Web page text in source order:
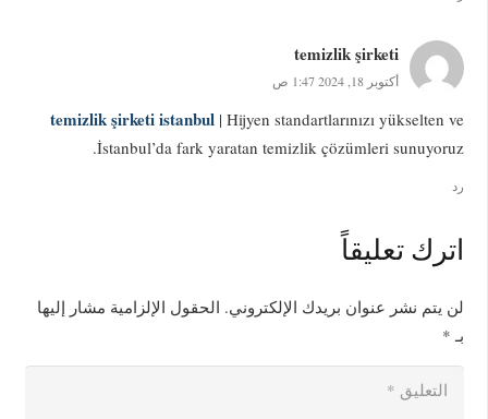
temizlik şirketi
أكتوبر 18, 2024 1:47 ص
temizlik şirketi istanbul | Hijyen standartlarınızı yükselten ve
İstanbul’da fark yaratan temizlik çözümleri sunuyoruz.
رد
اترك تعليقاً
لن يتم نشر عنوان بريدك الإلكتروني. الحقول الإلزامية مشار إليها
بـ *